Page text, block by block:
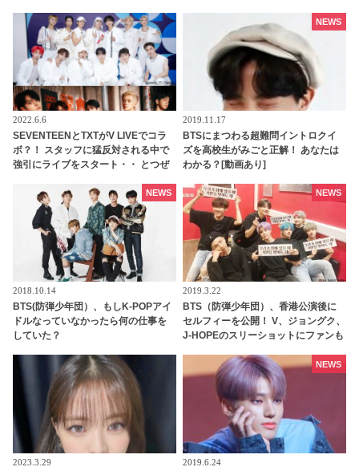
バーたちのお金の使い道は・・？
美しい人柄があらわれているとファ
2022.6.6
SEVENTEENとTXTがV LIVEでコラ
ボ？！ スタッフに猛反対される中で
強引にライブをスタート・・ とつぜ
トのファンが大興奮
2019.11.17
BTSにまつわる超難問イントロクイ
ズを高校生がみごと正解！ あなたは
わかる？[動画あり]
NEWS
2018.10.14
BTS(防弾少年団）、もしK-POPアイ
ドルなっていなかったら何の仕事を
していた？
NEWS
2019.3.22
BTS（防弾少年団）、香港公演後に
セルフィーを公開！ V、ジョングク、
J-HOPEのスリーショットにファンも
NEWS
2023.3.29 2019.6.24
NEWS